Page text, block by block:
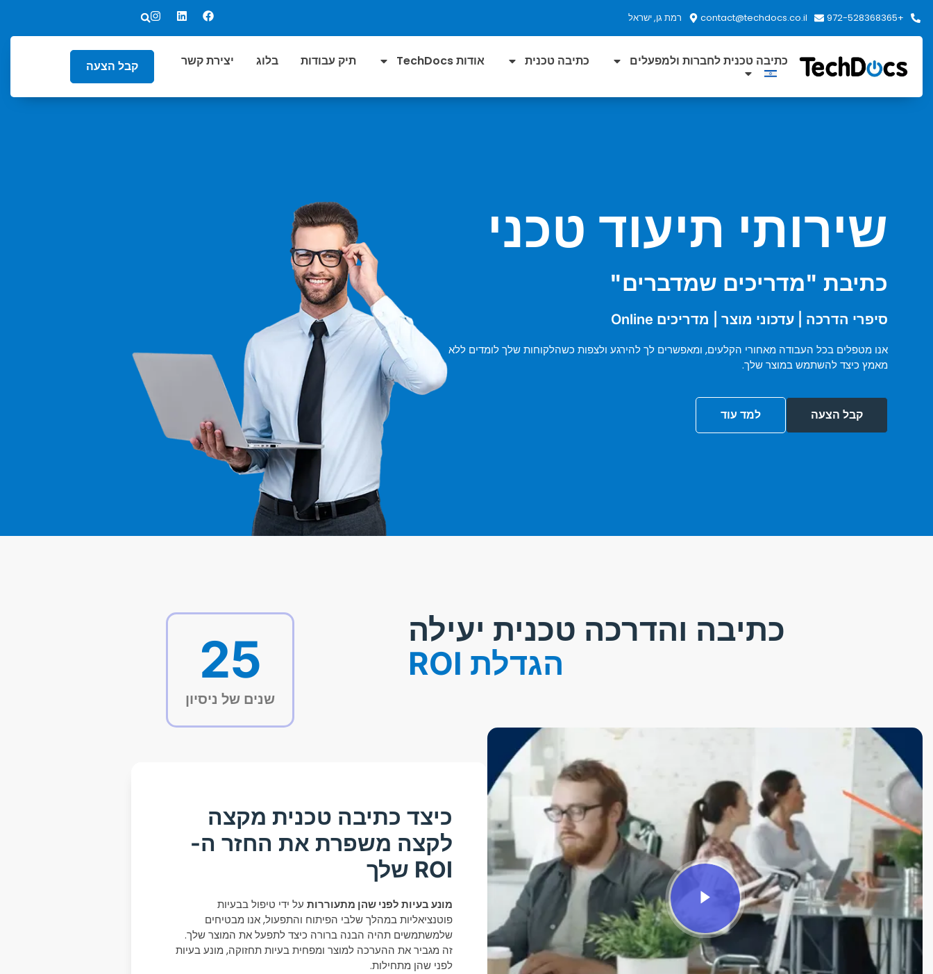
+972-528368365
contact@techdocs.co.il רמת גן, ישראל
כתיבה טכנית לחברות ולמפעלים כתיבה טכנית אודות TechDocs תיק עבודות בלוג יצירת קשר קבל הצעה
שירותי תיעוד טכני
כתיבת "מדריכים שמדברים"
סיפרי הדרכה | עדכוני מוצר | מדריכים Online
אנו מטפלים בכל העבודה מאחורי הקלעים, ומאפשרים לך להירגע ולצפות כשהלקוחות שלך לומדים ללא
מאמץ כיצד להשתמש במוצר שלך.
קבל הצעה למד עוד
כתיבה והדרכה טכנית יעילה
הגדלת ROI
25
שנים של ניסיון
כיצד כתיבה טכנית מקצה
לקצה משפרת את החזר ה-
ROI שלך
מונע בעיות לפני שהן מתעוררות על ידי טיפול בבעיות
פוטנציאליות במהלך שלבי הפיתוח והתפעול, אנו מבטיחים
שלמשתמשים תהיה הבנה ברורה כיצד לתפעל את המוצר שלך.
זה מגביר את ההערכה למוצר ומפחית בעיות תחזוקה, מונע בעיות
לפני שהן מתחילות.